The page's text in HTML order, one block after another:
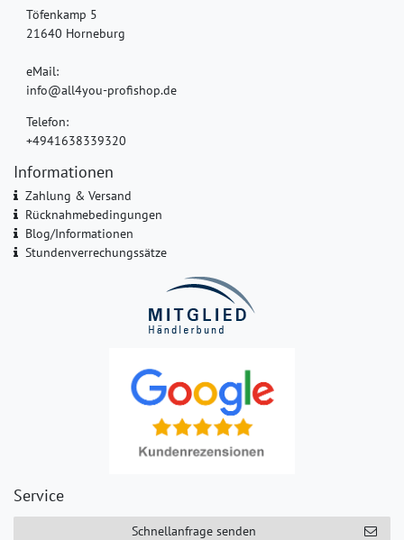
Töfenkamp 5
21640 Horneburg
eMail:
info@all4you-profishop.de
Telefon:
+4941638339320
Informationen
Zahlung & Versand
Rücknahmebedingungen
Blog/Informationen
Stundenverrechungssätze
Service
Schnellanfrage senden